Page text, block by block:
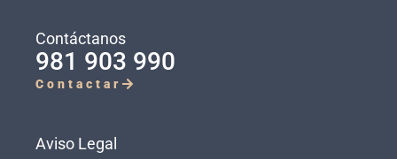
Contáctanos
981 903 990
Contactar
Aviso Legal